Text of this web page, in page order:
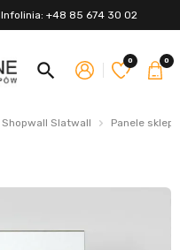
Infolinia: +48 85 674 30 02
search 0 0
Shopwall Slatwall Panele